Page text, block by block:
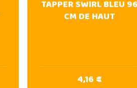
TAPPER SWIRL BLEU 96
CM DE HAUT
4,16 €